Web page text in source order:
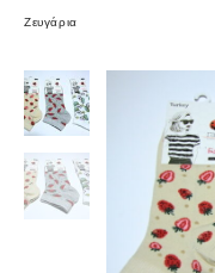
Ζευγάρια